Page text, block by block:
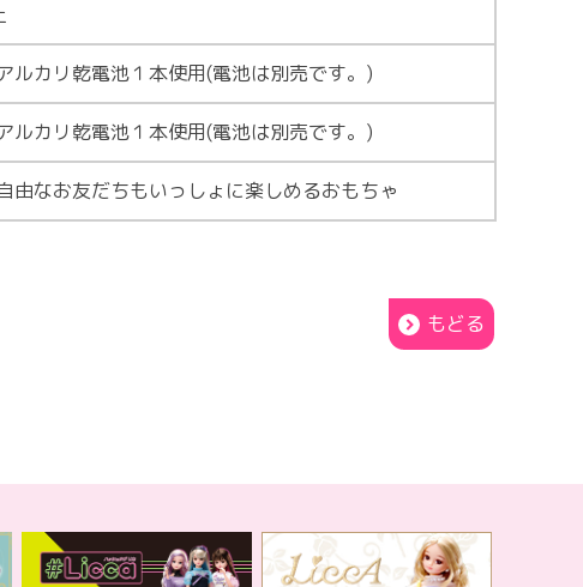
ルカリ乾電池１本使用(電池は別売です。)
ルカリ乾電池１本使用(電池は別売です。)
由なお友だちもいっしょに楽しめるおもちゃ
もどる